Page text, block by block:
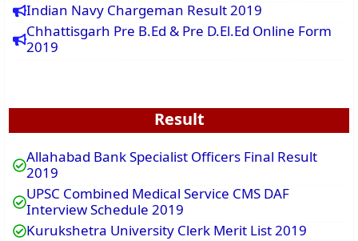
Indian Navy Chargeman Result 2019
Chhattisgarh Pre B.Ed & Pre D.El.Ed Online Form
2019
Result
Allahabad Bank Specialist Officers Final Result
2019
UPSC Combined Medical Service CMS DAF
Interview Schedule 2019
Kurukshetra University Clerk Merit List 2019